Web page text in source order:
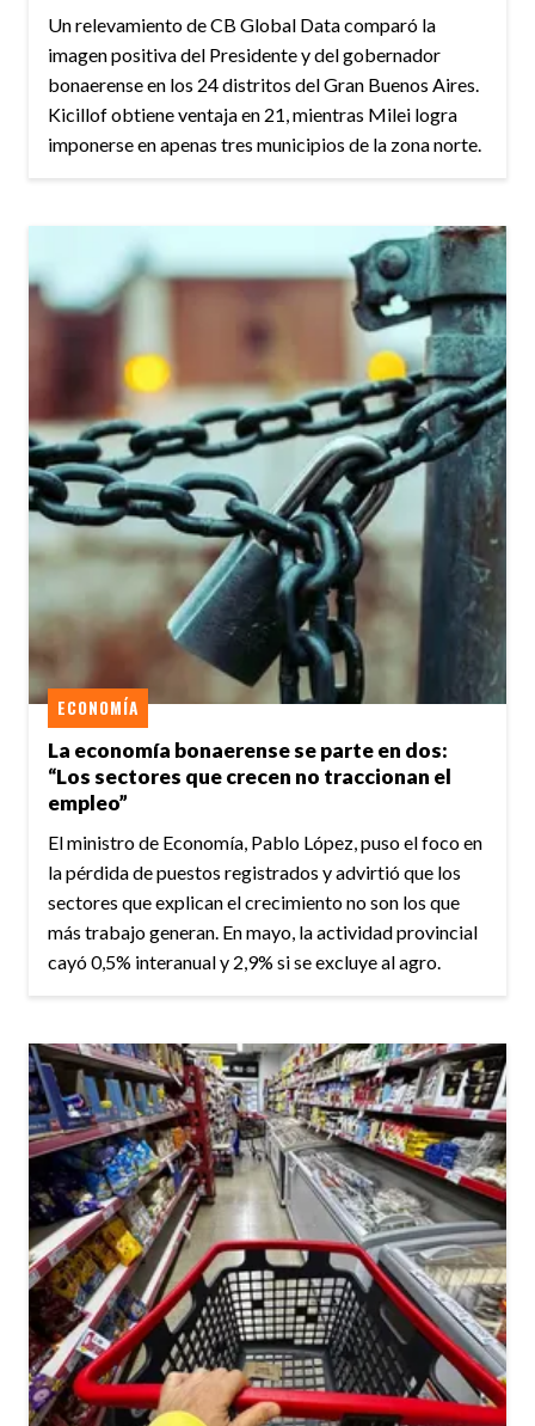
Un relevamiento de CB Global Data comparó la
imagen positiva del Presidente y del gobernador
bonaerense en los 24 distritos del Gran Buenos Aires.
Kicillof obtiene ventaja en 21, mientras Milei logra
imponerse en apenas tres municipios de la zona norte.
La economía bonaerense se parte en dos:
“Los sectores que crecen no traccionan el
empleo”
ECONOMÍA
El ministro de Economía, Pablo López, puso el foco en
la pérdida de puestos registrados y advirtió que los
sectores que explican el crecimiento no son los que
más trabajo generan. En mayo, la actividad provincial
cayó 0,5% interanual y 2,9% si se excluye al agro.